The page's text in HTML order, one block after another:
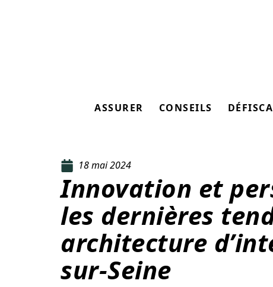
ASSURER CONSEILS
18 mai 2024
Innovation et
les dernières
architecture
sur-Seine